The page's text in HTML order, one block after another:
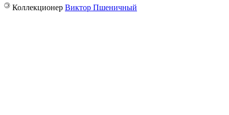
© Коллекционер Виктор Пшеничный